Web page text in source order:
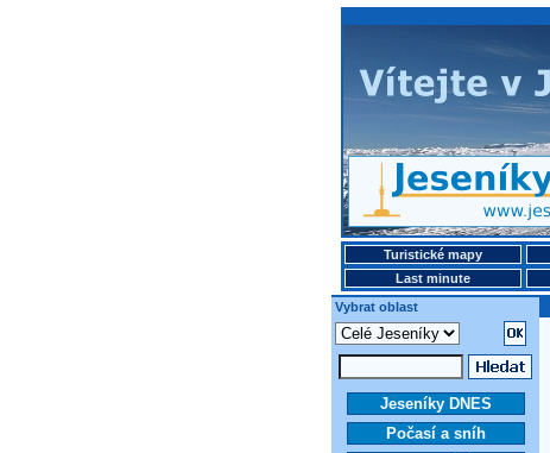
Turistické mapy
Last minute
Vybrat oblast
Jeseníky DNES
Počasí a sníh